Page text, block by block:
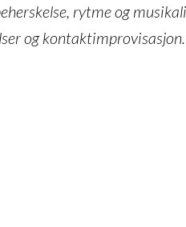
rytme og
og kontaktimprovisasjon.